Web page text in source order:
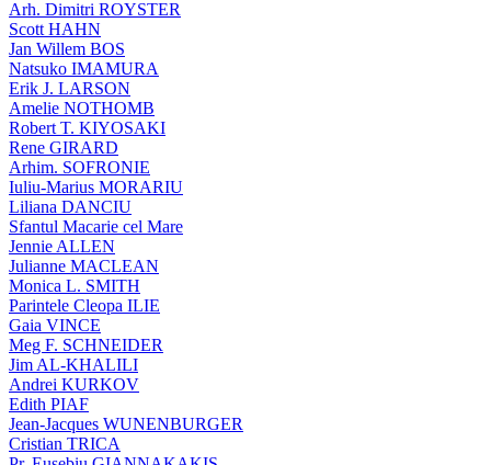
Arh. Dimitri ROYSTER
Scott HAHN
Jan Willem BOS
Natsuko IMAMURA
Erik J. LARSON
Amelie NOTHOMB
Robert T. KIYOSAKI
Rene GIRARD
Arhim. SOFRONIE
Iuliu-Marius MORARIU
Liliana DANCIU
Sfantul Macarie cel Mare
Jennie ALLEN
Julianne MACLEAN
Monica L. SMITH
Parintele Cleopa ILIE
Gaia VINCE
Meg F. SCHNEIDER
Jim AL-KHALILI
Andrei KURKOV
Edith PIAF
Jean-Jacques WUNENBURGER
Cristian TRICA